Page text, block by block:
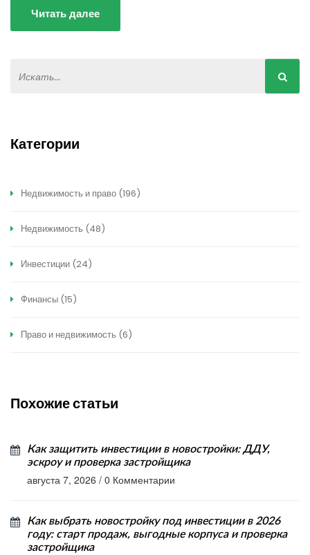
Читать далее
Категории
Недвижимость и право (196)
Недвижимость (48)
Инвестиции (24)
Финансы (15)
Право и недвижимость (6)
Похожие статьи
Как защитить инвестиции в новостройки: ДДУ,
эскроу и проверка застройщика
августа 7, 2026 / 0 Комментарии
Как выбрать новостройку под инвестиции в 2026
году: старт продаж, выгодные корпуса и проверка
застройщика